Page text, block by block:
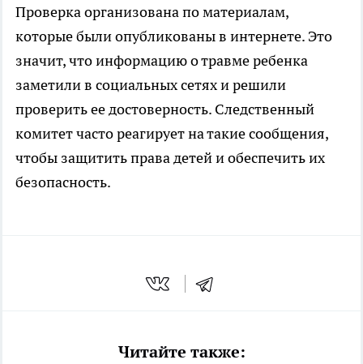
Проверка организована по материалам,
которые были опубликованы в интернете. Это
значит, что информацию о травме ребенка
заметили в социальных сетях и решили
проверить ее достоверность. Следственный
комитет часто реагирует на такие сообщения,
чтобы защитить права детей и обеспечить их
безопасность.
Читайте также: